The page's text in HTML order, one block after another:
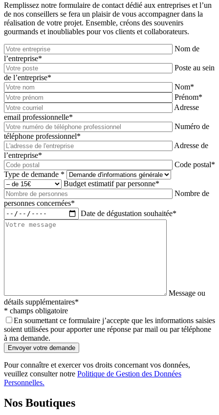
Remplissez notre formulaire de contact dédié aux entreprises et l’un
de nos conseillers se fera un plaisir de vous accompagner dans la
réalisation de votre projet. Ensemble, créons des souvenirs
gourmands et inoubliables pour vos clients et collaborateurs.
Nom de
l’entreprise*
Poste au sein
de l’entreprise*
Nom*
Prénom*
Adresse
email professionnelle*
Numéro de
téléphone professionnel*
Adresse de
l’entreprise*
Code postal*
Type de demande *
Budget estimatif par personne*
Nombre de
personnes concernées*
Date de dégustation souhaitée*
Message ou
détails supplémentaires*
* champs obligatoire
En soumettant ce formulaire j’accepte que les informations saisies
soient utilisées pour apporter une réponse par mail ou par téléphone
à ma demande.
Pour connaître et exercer vos droits concernant vos données,
veuillez consulter notre Politique de Gestion des Données
Personnelles.
Nos Boutiques